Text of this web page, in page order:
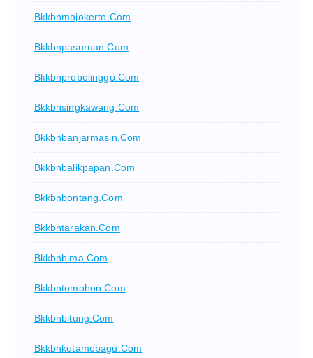
Bkkbnmojokerto.com
Bkkbnpasuruan.com
Bkkbnprobolinggo.com
Bkkbnsingkawang.com
Bkkbnbanjarmasin.com
Bkkbnbalikpapan.com
Bkkbnbontang.com
Bkkbntarakan.com
Bkkbnbima.com
Bkkbntomohon.com
Bkkbnbitung.com
Bkkbnkotamobagu.com